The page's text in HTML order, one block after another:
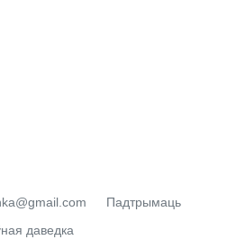
Падтрымаць
даведка